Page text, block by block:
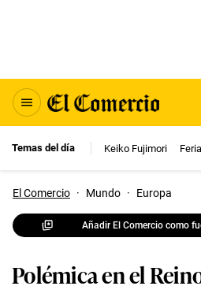
Temas del día Keiko Fujimori
El Comercio · Mundo · Europa
Añadir El Comercio como
Polémica en el